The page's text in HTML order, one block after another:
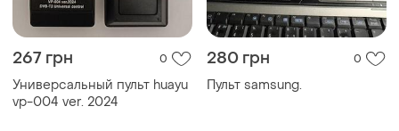
267 грн 0
Универсальный пульт huayu
vp-004 ver. 2024
280 грн 0
Пульт samsung.